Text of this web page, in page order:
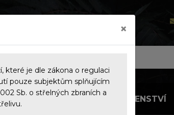
KOMIS PŘÍSLUŠENSTVÍ
×
které je dle zákona o regulaci
pouze subjektům splňujícím
Sb. o střelných zbraních a